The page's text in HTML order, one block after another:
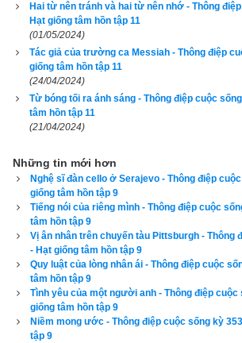
chọn hướng tốt xuất hành, xem giờ tốt
Quỷ Cốc Tử, xem ngày tốt xấu theo dân
được độc giả bình chọn là phần mềm lịch
nay. Phiên bản
lịch vạn niên 2024
không những giao diện đẹp, dễ sử dụng
chính xác và chi tiết từng mục giúp độc
để cảm nhận sự khác biệt so với các
khác.
Lịch vạn niên - Chọn giờ tốt ngày đẹp
Ngày cần xem
Hai từ nên tránh và hai từ nên nhớ - Thông
Hạt giống tâm hồn tập 11
(01/05/2024)
Tác giả của trường ca Messiah - Thông điệp
giống tâm hồn tập 11
(24/04/2024)
Từ bóng tối ra ánh sáng - Thông điệp cuộc
tâm hồn tập 11
(21/04/2024)
Những tin mới hơn
Nghệ sĩ đàn cello ở Serajevo - Thông điệp
giống tâm hồn tập 9
Tiếng nói của riêng mình - Thông điệp cuộc
tâm hồn tập 9
Vị ân nhân trên chuyến tàu Pittsburgh - Thông
- Hạt giống tâm hồn tập 9
Quy luật của lòng nhân ái - Thông điệp cuộc
tâm hồn tập 9
Tình yêu của một người anh - Thông điệp cuộc
giống tâm hồn tập 9
Niềm mong ước - Thông điệp cuộc sống kỳ
tập 9